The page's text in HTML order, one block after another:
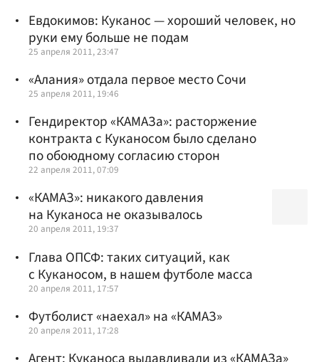
Евдокимов: Куканос — хороший человек, но
руки ему больше не подам
25 апреля 2011, 23:47
«Алания» отдала первое место Сочи
25 апреля 2011, 19:46
Гендиректор «КАМАЗа»: расторжение
контракта с Куканосом было сделано
по обоюдному согласию сторон
22 апреля 2011, 07:09
«КАМАЗ»: никакого давления
на Куканоса не оказывалось
20 апреля 2011, 19:37
Глава ОПСФ: таких ситуаций, как
с Куканосом, в нашем футболе масса
20 апреля 2011, 17:57
Футболист «наехал» на «КАМАЗ»
20 апреля 2011, 17:28